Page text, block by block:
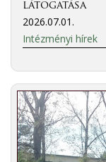
látogatása
2026.07.01.
Intézményi hírek